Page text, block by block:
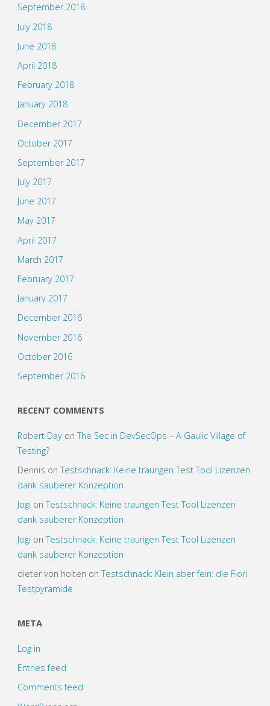
September 2018
July 2018
June 2018
April 2018
February 2018
January 2018
December 2017
October 2017
September 2017
July 2017
June 2017
May 2017
April 2017
March 2017
February 2017
January 2017
December 2016
November 2016
October 2016
September 2016
RECENT COMMENTS
Robert DayonThe Sec in DevSecOps – A Gaulic Village of
Testing?
Dennis onTestschnack: Keine traurigen Test Tool Lizenzen
dank sauberer Konzeption
Jogi onTestschnack: Keine traurigen Test Tool Lizenzen
dank sauberer Konzeption
Jogi onTestschnack: Keine traurigen Test Tool Lizenzen
dank sauberer Konzeption
dieter von holten onTestschnack: Klein aber fein: die Fiori
Testpyramide
META
Log in
Entries feed
Comments feed